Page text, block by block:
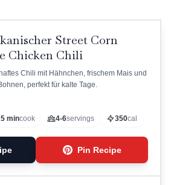
Street Corn
Chicken Chili
Chili mit Hähnchen, frischem Mais und
perfekt für kalte Tage.
mincook 4-6servings 350cal
Pin Recipe